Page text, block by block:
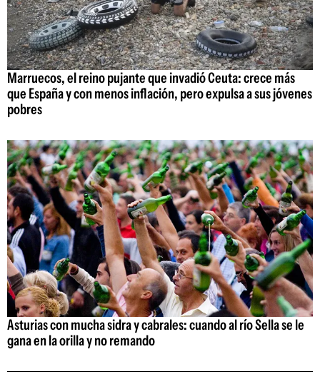
Marruecos, el reino pujante que invadió Ceuta: crece más
que España y con menos inflación, pero expulsa a sus jóvenes
pobres
Asturias con mucha sidra y cabrales: cuando al río Sella se le
gana en la orilla y no remando